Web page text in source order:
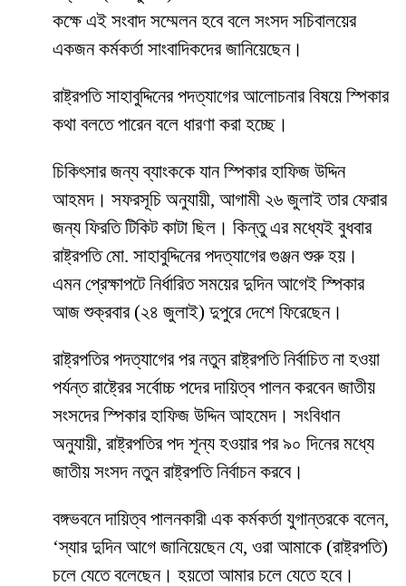
কক্ষে এই সংবাদ সম্মেলন হবে বলে সংসদ সচিবালয়ের
একজন কর্মকর্তা সাংবাদিকদের জানিয়েছেন।
রাষ্ট্রপতি সাহাবুদ্দিনের পদত্যাগের আলোচনার বিষয়ে স্পিকার
কথা বলতে পারেন বলে ধারণা করা হচ্ছে।
চিকিৎসার জন্য ব্যাংককে যান স্পিকার হাফিজ উদ্দিন
আহমদ। সফরসূচি অনুযায়ী, আগামী ২৬ জুলাই তার ফেরার
জন্য ফিরতি টিকিট কাটা ছিল। কিন্তু এর মধ্যেই বুধবার
রাষ্ট্রপতি মো. সাহাবুদ্দিনের পদত্যাগের গুঞ্জন শুরু হয়।
এমন প্রেক্ষাপটে নির্ধারিত সময়ের দুদিন আগেই স্পিকার
আজ শুক্রবার (২৪ জুলাই) দুপুরে দেশে ফিরেছেন।
রাষ্ট্রপতির পদত্যাগের পর নতুন রাষ্ট্রপতি নির্বাচিত না হওয়া
পর্যন্ত রাষ্ট্রের সর্বোচ্চ পদের দায়িত্ব পালন করবেন জাতীয়
সংসদের স্পিকার হাফিজ উদ্দিন আহমেদ। সংবিধান
অনুযায়ী, রাষ্ট্রপতির পদ শূন্য হওয়ার পর ৯০ দিনের মধ্যে
জাতীয় সংসদ নতুন রাষ্ট্রপতি নির্বাচন করবে।
বঙ্গভবনে দায়িত্ব পালনকারী এক কর্মকর্তা যুগান্তরকে বলেন,
‘স্যার দুদিন আগে জানিয়েছেন যে, ওরা আমাকে (রাষ্ট্রপতি)
চলে যেতে বলেছেন। হয়তো আমার চলে যেতে হবে।